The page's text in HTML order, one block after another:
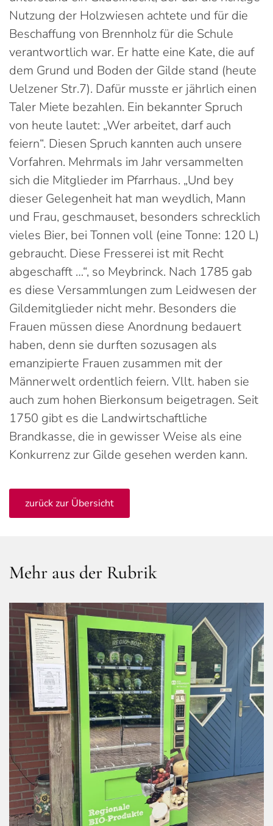
Nutzung der Holzwiesen achtete und für die
Beschaffung von Brennholz für die Schule
verantwortlich war. Er hatte eine Kate, die auf
dem Grund und Boden der Gilde stand (heute
Uelzener Str.7). Dafür musste er jährlich einen
Taler Miete bezahlen. Ein bekannter Spruch
von heute lautet: „Wer arbeitet, darf auch
feiern“. Diesen Spruch kannten auch unsere
Vorfahren. Mehrmals im Jahr versammelten
sich die Mitglieder im Pfarrhaus. „Und bey
dieser Gelegenheit hat man weydlich, Mann
und Frau, geschmauset, besonders schrecklich
vieles Bier, bei Tonnen voll (eine Tonne: 120 L)
gebraucht. Diese Fresserei ist mit Recht
abgeschafft …“, so Meybrinck. Nach 1785 gab
es diese Versammlungen zum Leidwesen der
Gildemitglieder nicht mehr. Besonders die
Frauen müssen diese Anordnung bedauert
haben, denn sie durften sozusagen als
emanzipierte Frauen zusammen mit der
Männerwelt ordentlich feiern. Vllt. haben sie
auch zum hohen Bierkonsum beigetragen. Seit
1750 gibt es die Landwirtschaftliche
Brandkasse, die in gewisser Weise als eine
Konkurrenz zur Gilde gesehen werden kann.
zurück zur Übersicht
Mehr aus der Rubrik